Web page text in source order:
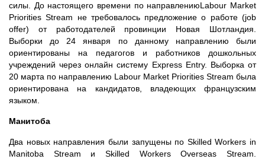
силы. До настоящего времени по направлениюLabour Market
Priorities Stream не требовалось предложение о работе (job
offer) от работодателей провинции Новая Шотландия.
Выборки до 24 января по данному направлению были
ориентированы на педагогов и работников дошкольных
учреждений через онлайн систему Express Entry. Выборка от
20 марта по направлению Labour Market Priorities Stream была
ориентирована на кандидатов, владеющих французским
языком.
Манитоба
Два новых направления были запущены по Skilled Workers in
Manitoba Stream и Skilled Workers Overseas Stream.